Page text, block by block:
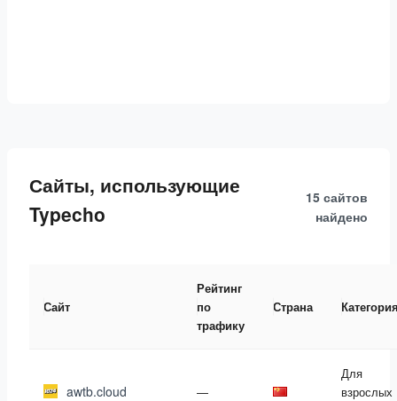
Сайты, использующие
Typecho
15 сайтов
найдено
Сайт
Рейтинг
по
трафику
Страна
awtb.cloud —
Для
взрослых